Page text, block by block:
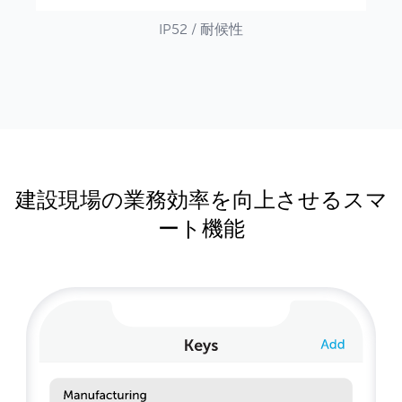
IP52 / 耐候性
建設現場の業務効率を向上させるスマ
ート機能